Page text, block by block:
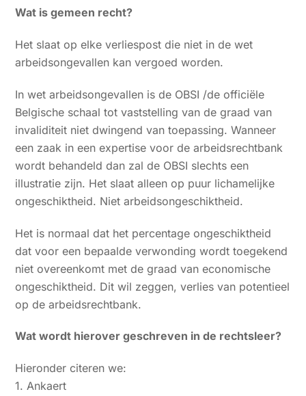
Wat is gemeen recht?
Het slaat op elke verliespost die niet in de wet
arbeidsongevallen kan vergoed worden.
In wet arbeidsongevallen is de OBSI /de officiële
Belgische schaal tot vaststelling van de graad van
invaliditeit niet dwingend van toepassing. Wanneer
een zaak in een expertise voor de arbeidsrechtbank
wordt behandeld dan zal de OBSI slechts een
illustratie zijn. Het slaat alleen op puur lichamelijke
ongeschiktheid. Niet arbeidsongeschiktheid.
Het is normaal dat het percentage ongeschiktheid
dat voor een bepaalde verwonding wordt toegekend
niet overeenkomt met de graad van economische
ongeschiktheid. Dit wil zeggen, verlies van potentieel
op de arbeidsrechtbank.
Wat wordt hierover geschreven in de rechtsleer?
Hieronder citeren we:
1. Ankaert